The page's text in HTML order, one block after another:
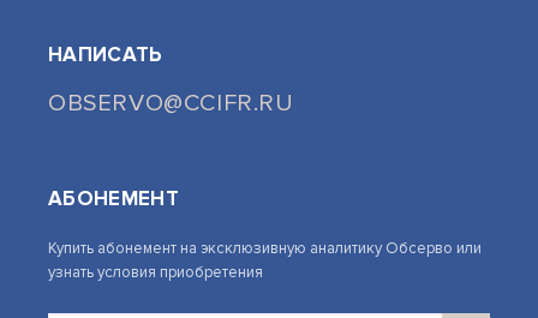
НАПИСАТЬ
OBSERVO@CCIFR.RU
АБОНЕМЕНТ
Купить абонемент на эксклюзивную аналитику Обсерво или
узнать условия приобретения